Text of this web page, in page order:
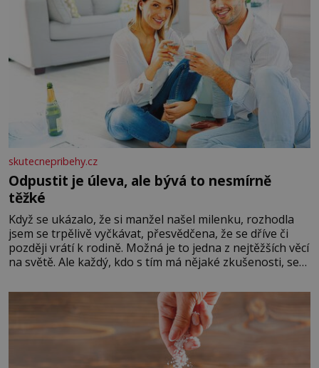
skutecnepribehy.cz
Odpustit je úleva, ale bývá to nesmírně
těžké
Když se ukázalo, že si manžel našel milenku, rozhodla
jsem se trpělivě vyčkávat, přesvědčena, že se dříve či
později vrátí k rodině. Možná je to jedna z nejtěžších věcí
na světě. Ale každý, kdo s tím má nějaké zkušenosti, se
Když se ke mně doneslo, že si manžel pořídil milenku,